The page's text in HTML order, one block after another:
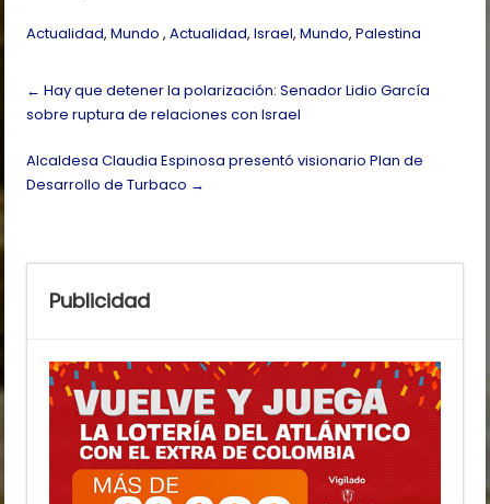
Actualidad,Mundo ,Actualidad,Israel,Mundo,Palestina
Post
navigation
← Hay que detener la polarización: Senador Lidio García
sobre ruptura de relaciones con Israel
Alcaldesa Claudia Espinosa presentó visionario Plan de
Desarrollo de Turbaco →
Publicidad